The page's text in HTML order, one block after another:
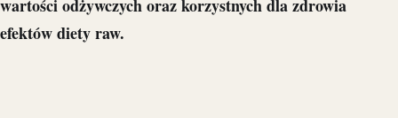
wartości odżywczych oraz korzystnych dla zdrowia
efektów diety raw.